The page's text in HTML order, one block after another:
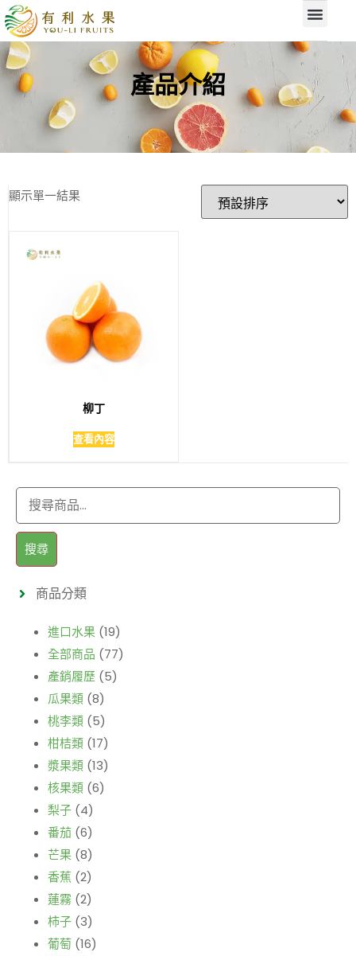
產品介紹
顯示單一結果
柳丁
查看內容
搜尋
商品分類
進口水果 (19)
全部商品 (77)
產銷履歷 (5)
瓜果類 (8)
桃李類 (5)
柑桔類 (17)
漿果類 (13)
核果類 (6)
梨子 (4)
番茄 (6)
芒果 (8)
香蕉 (2)
蓮霧 (2)
柿子 (3)
葡萄 (16)